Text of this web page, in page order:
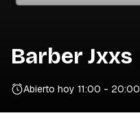
Barber Jxxs
Abierto hoy 11:00 - 20:00